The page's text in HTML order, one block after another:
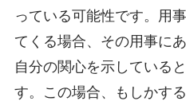
っている可能性です。用
てくる場合、その用事に
自分の関心を示している
す。この場合、もしかす